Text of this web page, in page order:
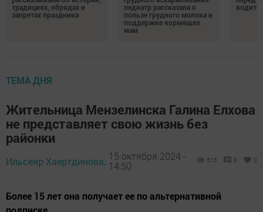
традициях, обрядах и
запретах праздника
педиатр рассказала о
пользе грудного молока и
поддержке кормящих
мам
ТЕМА ДНЯ
Жительница Мензелинска Галина Елхова
не представляет свою жизнь без
районки
Ильсеяр Хаертдинова, 15 октября 2024 -
14:50
515 0 0
Более 15 лет она получает ее по альтернативной